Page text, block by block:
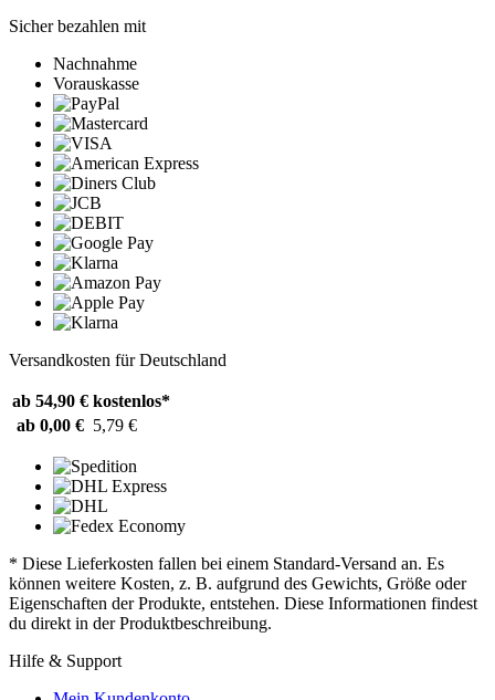
Sicher bezahlen mit
Nachnahme
Vorauskasse
Versandkosten für Deutschland
ab 54,90 € kostenlos*
ab 0,00 € 5,79 €
* Diese Lieferkosten fallen bei einem Standard-Versand an. Es
können weitere Kosten, z. B. aufgrund des Gewichts, Größe oder
Eigenschaften der Produkte, entstehen. Diese Informationen findest
du direkt in der Produktbeschreibung.
Hilfe & Support